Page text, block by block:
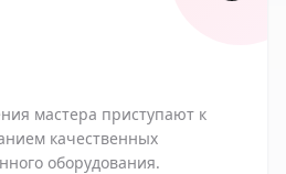
мастера приступают к
качественных
оборудования.